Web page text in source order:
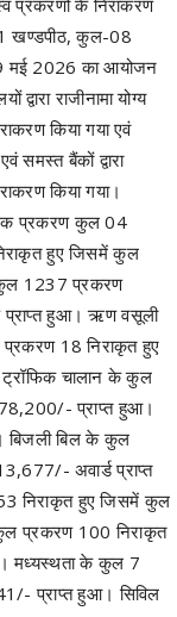
प्रकरणों के निराकरण
खण्डपीठ, कुल-08
मई 2026 का आयोजन
राजीनामा योग्य
किया गया एवं
समस्त बैंकों द्वारा
किया गया।
प्रकरण कुल 04
हुए जिसमें कुल
1237 प्रकरण
प्राप्त हुआ। ऋण वसूली
18 निराकृत हुए
चालान के कुल
प्राप्त हुआ।
बिल के कुल
अवार्ड प्राप्त
निराकृत हुए जिसमें कुल
प्रकरण 100 निराकृत
मध्यस्थता के कुल 7
प्राप्त हुआ। सिविल